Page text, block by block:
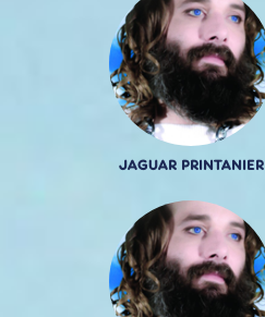
JAGUAR PRINTANIER